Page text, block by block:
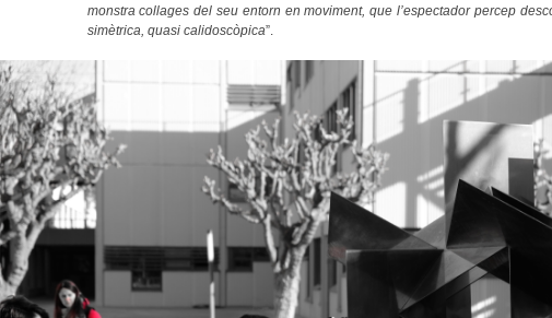
monstra collages del seu entorn en moviment, que l’espectador percep
simètrica, quasi calidoscòpica”.